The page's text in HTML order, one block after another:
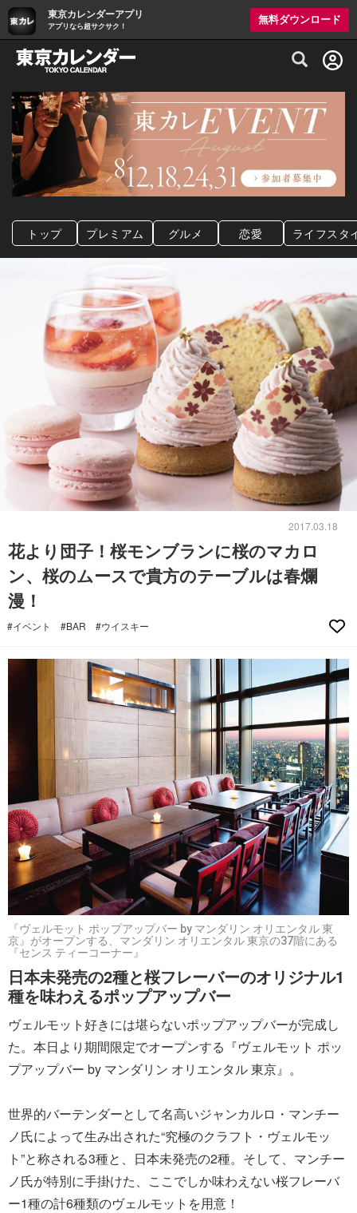
東京カレンダーアプリ
アプリなら超サクサク！
無料ダウンロード
グルメ情報・プレミアムレストラン予約
トップ プレミアム グルメ 恋愛 ライフスタ
2017.03.18
花より団子！桜モンブランに桜のマカロ
ン、桜のムースで貴方のテーブルは春爛
漫！
#イベント #BAR #ウイスキー
『ヴェルモット ポップアップバー by マンダリン オリエンタル 東
京』がオープンする、マンダリン オリエンタル 東京の37階にある
『センス ティーコーナー』
日本未発売の2種と桜フレーバーのオリジナル1
種を味わえるポップアップバー
ヴェルモット好きには堪らないポップアップバーが完成し
た。本日より期間限定でオープンする『ヴェルモット ポッ
プアップバー by マンダリン オリエンタル 東京』。
世界的バーテンダーとして名高いジャンカルロ・マンチー
ノ氏によって生み出された“究極のクラフト・ヴェルモッ
ト”と称される3種と、日本未発売の2種。そして、マンチー
ノ氏が特別に手掛けた、ここでしか味わえない桜フレーバ
ー1種の計6種類のヴェルモットを用意！